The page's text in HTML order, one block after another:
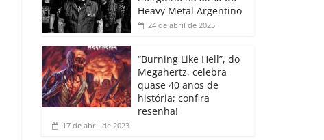
o
m
ar
Heavy Metal Argentino
24 de abril de 2025
“Burning Like Hell”, do
Megahertz, celebra
quase 40 anos de
história; confira
resenha!
17 de abril de 2023